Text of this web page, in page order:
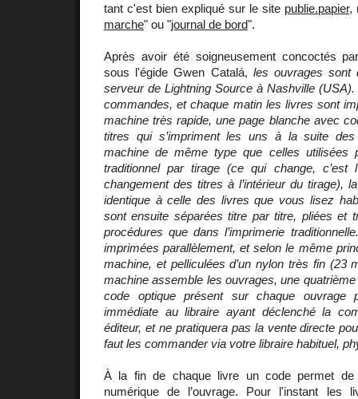
tant c'est bien expliqué sur le site publie.papier,
marche" ou "journal de bord".
Après avoir été soigneusement concoctés
sous l'égide Gwen Catalá, les ouvrages sont
serveur de Lightning Source à Nashville
commandes, et chaque matin les livres sont
machine très rapide, une page blanche avec
titres qui s’impriment les uns à la suite des
machine de même type que celles utilisées
traditionnel par tirage (ce qui change, c’est
changement des titres à l’intérieur du tirage),
identique à celle des livres que vous lisez
sont ensuite séparées titre par titre, pliées et
procédures que dans l’imprimerie
imprimées parallèlement, et selon le même
machine, et pelliculées d’un nylon très fin (23
machine assemble les ouvrages, une
code optique présent sur chaque ouvrage
immédiate au libraire ayant déclenché la
éditeur, et ne pratiquera pas la vente directe
faut les commander via votre libraire habituel,
À la fin de chaque livre un code permet de
numérique de l’ouvrage. Pour l'instant les